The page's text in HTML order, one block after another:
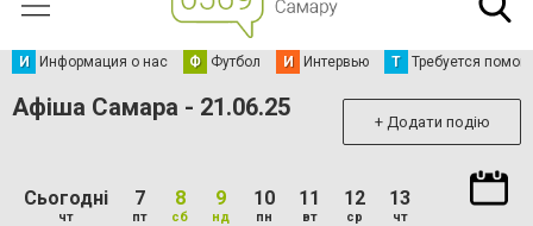
И Информация о нас Ф Футбол И Интервью Т Требуется
Афіша Самара - 21.06.25 + Додати подію
Сьогодні
чт
7
пт
8
сб
9
нд
10
пн
11
вт
12
ср
13
чт